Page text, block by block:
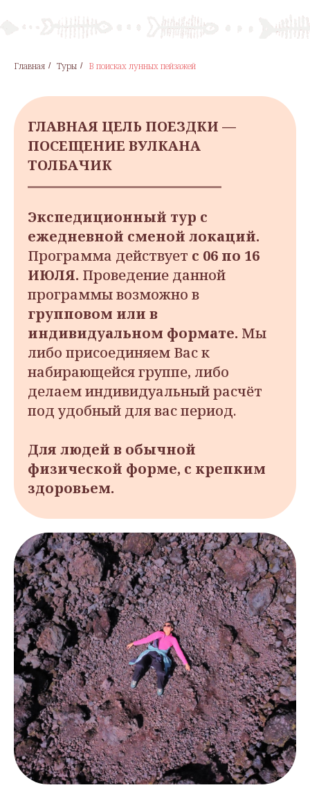
Главная / Туры / В поисках лунных пейзажей
ГЛАВНАЯ ЦЕЛЬ ПОЕЗДКИ —
ПОСЕЩЕНИЕ ВУЛКАНА
ТОЛБАЧИК
Экспедиционный тур с
ежедневной сменой локаций.
Программа действует с 06 по 16
ИЮЛЯ. Проведение данной
программы возможно в
групповом или в
индивидуальном формате. Мы
либо присоединяем Вас к
набирающейся группе, либо
делаем индивидуальный расчёт
под удобный для вас период.
Для людей в обычной
физической форме, с крепким
здоровьем.